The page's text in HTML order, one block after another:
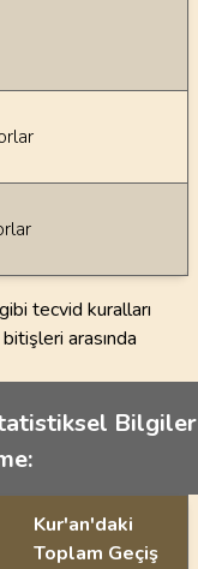
tecvid kuralları
arasında
Bilgiler
Kur'an'daki
Toplam Geçiş